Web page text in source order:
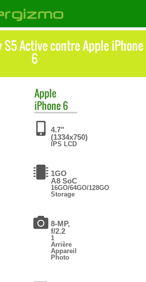
S5 Active contre Apple iPhone
6
Apple
iPhone 6
4.7"
(1334x750)
IPS LCD
1GO
A8 SoC
16GO/64GO/128GO
Storage
8-MP,
f/2.2
1
Arrière
Appareil
Photo